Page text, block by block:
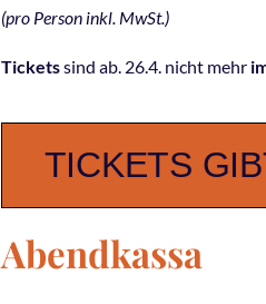
(pro Person inkl. MwSt.)
Ticketssind ab. 26.4. nicht mehr
TICKETS
Abendkassa